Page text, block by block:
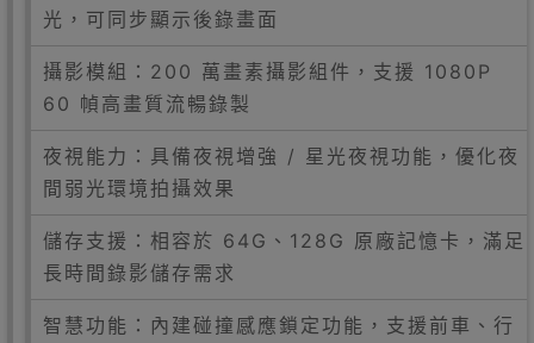
光，可同步顯示後錄畫面
攝影模組：200 萬畫素攝影組件，支援 1080P
60 幀高畫質流暢錄製
夜視能力：具備夜視增強 / 星光夜視功能，優化夜
間弱光環境拍攝效果
儲存支援：相容於 64G、128G 原廠記憶卡，滿足
長時間錄影儲存需求
智慧功能：內建碰撞感應鎖定功能，支援前車、行